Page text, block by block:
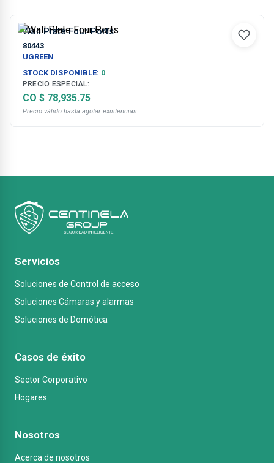
Wall Plate Four Ports
80443
UGREEN
STOCK DISPONIBLE: 0
PRECIO ESPECIAL:
CO $ 78,935.75
Precio válido hasta agotar existencias
Servicios
Soluciones de Control de acceso
Soluciones Cámaras y alarmas
Soluciones de Domótica
Casos de éxito
Sector Corporativo
Hogares
Nosotros
Acerca de nosotros